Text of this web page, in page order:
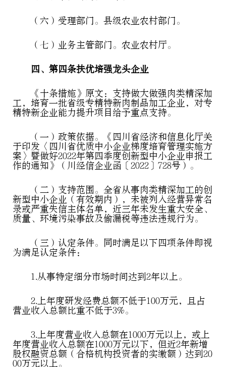
（六）受理部门。县级农业农村部门。
（七）业务主管部门。农业农村厅。
四、第四条扶优培强龙头企业
《十条措施》原文：支持做大做强肉类精深加
工，培育一批省级专精特新肉制品加工企业，对专
精特新企业能力提升项目给予重点支持。
（一）政策依据。《四川省经济和信息化厅关
于印发〈四川省优质中小企业梯度培育管理实施方
案〉暨做好2022年第四季度创新型中小企业申报工
作的通知》（川经信企业函〔2022〕728号）。
（二）支持范围。全省从事肉类精深加工的创
新型中小企业（有效期内），未被列入经营异常名
录或严重失信主体名单，近三年未发生重大安全、
质量、环境污染事故及偷漏税等违法违规行为。
（三）认定条件。同时满足以下四项条件即视
为满足认定条件：
1.从事特定细分市场时间达到2年以上。
2.上年度研发经费总额不低于100万元，且占
营业收入总额比重不低于3%。
3.上年度营业收入总额在1000万元以上，或上
年度营业收入总额在1000万元以下，但近2年新增
股权融资总额（合格机构投资者的实缴额）达到20
00万元以上。